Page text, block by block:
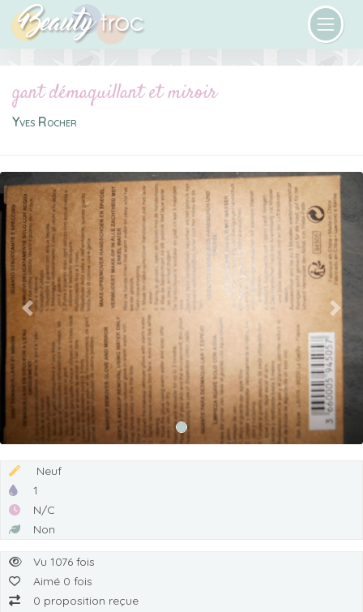
gant démaquillant et miroir
Yves Rocher
Previous Next
Neuf
1
N/C
Non
Vu 1076 fois
Aimé 0 fois
0 proposition reçue